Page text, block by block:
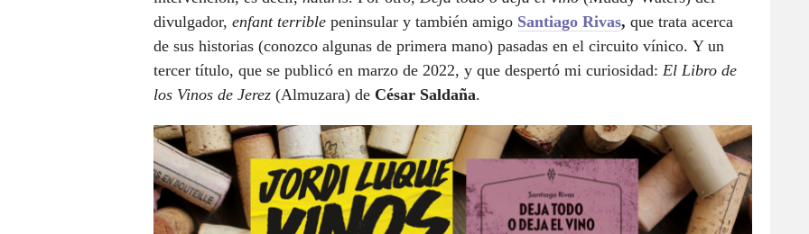
divulgador, enfant terrible peninsular y también amigo Santiago Rivas, que trata acerca
de sus historias (conozco algunas de primera mano) pasadas en el circuito vínico. Y un
tercer título, que se publicó en marzo de 2022, y que despertó mi curiosidad: El Libro de
los Vinos de Jerez (Almuzara) de César Saldaña.